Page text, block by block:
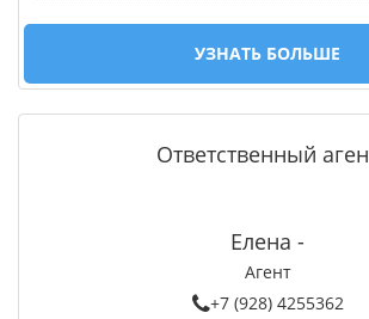
УЗНАТЬ БОЛЬШЕ
Ответственный
Елена -
Агент
+7 (928) 4255362